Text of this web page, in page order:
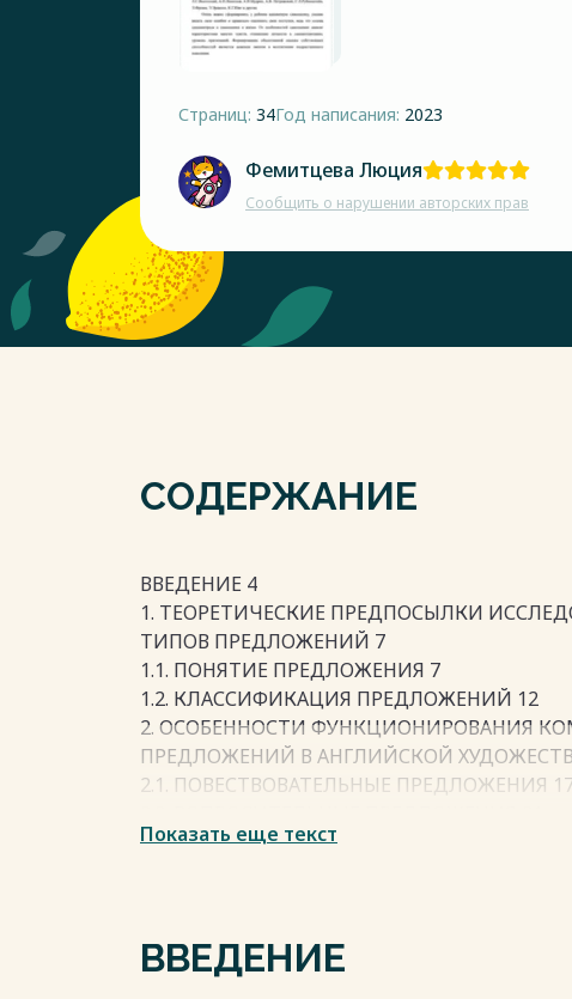
Страниц: 34Год написания: 2023
Фемитцева Люция
Сообщить о нарушении авторских прав
СОДЕРЖАНИЕ
ВВЕДЕНИЕ 4
1. ТЕОРЕТИЧЕСКИЕ ПРЕДПОСЫЛКИ
ТИПОВ ПРЕДЛОЖЕНИЙ 7
1.1. ПОНЯТИЕ ПРЕДЛОЖЕНИЯ 7
1.2. КЛАССИФИКАЦИЯ ПРЕДЛОЖЕНИЙ 12
2. ОСОБЕННОСТИ ФУНКЦИОНИРОВАНИЯ
ПРЕДЛОЖЕНИЙ В АНГЛИЙСКОЙ
2.1. ПОВЕСТВОВАТЕЛЬНЫЕ ПРЕДЛОЖЕНИЯ
2.3. ПОБУДИТЕЛЬНЫЕ ПРЕДЛОЖЕНИЯ 25
СПИСОК ИСПОЛЬЗОВАННОЙ ЛИТЕРАТУРЫ 34
Весь текст будет доступен
Показать еще текст
ВВЕДЕНИЕ